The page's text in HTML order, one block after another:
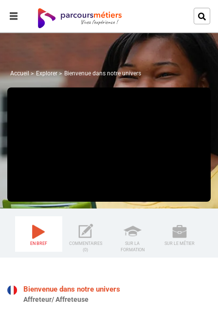
Accueil Explorer Bienvenue dans notre univers
EN BREF
COMMENTAIRES
(0)
SUR LA
FORMATION
SUR LE MÉTIER
Bienvenue dans notre univers
Affreteur/ Affreteuse